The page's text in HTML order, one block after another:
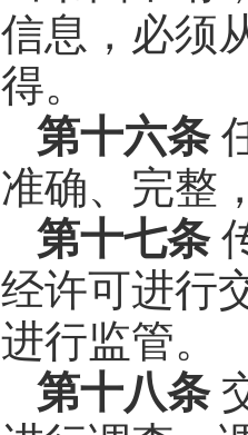
信息，必须
得。
第十六条
准确、完整
第十七条
经许可进行
进行监管。
第十八条